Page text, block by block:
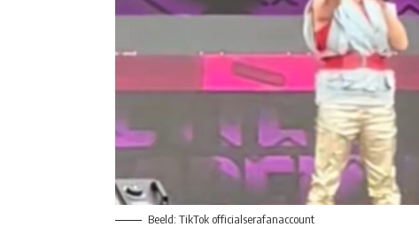
Beeld: TikTok officialserafanaccount